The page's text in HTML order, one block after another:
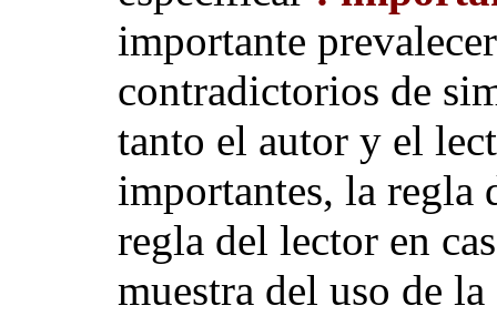
importante
contradictorios de
tanto el autor y el
importantes, la regla
regla del lector en
muestra del uso de